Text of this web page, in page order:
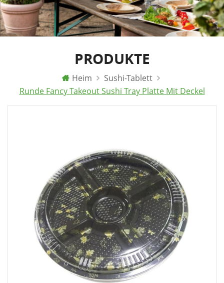
PRODUKTE
Heim
Sushi-Tablett
Runde Fancy Takeout Sushi Tray Platte Mit Deckel